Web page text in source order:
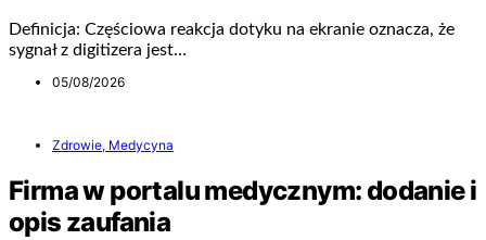
Definicja: Częściowa reakcja dotyku na ekranie oznacza, że
sygnał z digitizera jest…
05/08/2026
Zdrowie, Medycyna
Firma w portalu medycznym: dodanie i
opis zaufania